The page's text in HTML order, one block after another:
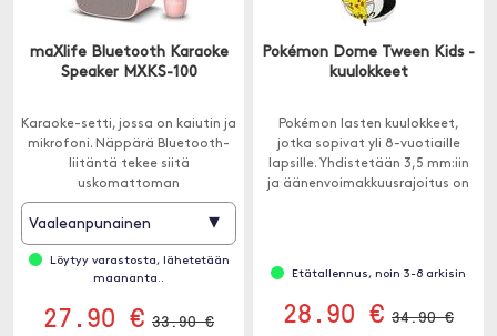
maXlife Bluetooth Karaoke
Speaker MXKS-100
Karaoke-setti, jossa on kaiutin ja
mikrofoni. Näppärä Bluetooth-
liitäntä tekee siitä
uskomattoman
käyttäjäystävällisen.
Vaaleanpunainen ▾
Löytyy varastosta, lähetetään
maananta..
27.90 € 33.90 €
Pokémon Dome Tween Kids -
kuulokkeet
Pokémon lasten kuulokkeet,
jotka sopivat yli 8-vuotiaille
lapsille. Yhdistetään 3,5 mm:iin
ja äänenvoimakkuusrajoitus on
Etätallennus, noin 3-8 arkisin
28.90 € 34.90 €